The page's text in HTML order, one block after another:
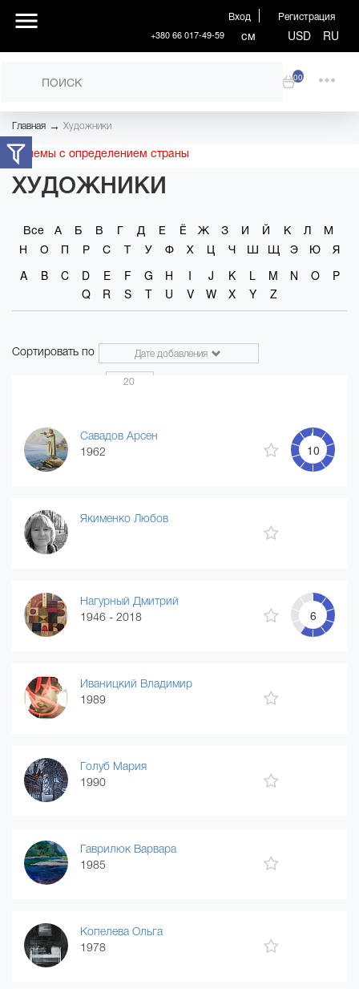
Вход Регистрация
+380 66 017-49-59 см USD RU
00
Главная → Художники
Проблемы с определением страны
ХУДОЖНИКИ
Все А Б В Г Д Е Ё Ж З И Й К Л
М
Н
О П Р С Т У Ф Х Ц Ч Ш Щ Э Ю
Я
A
B C D E F G H I J K L M N O
P
Q
R S T U V W X Y Z
Сортировать по Дате добавления
20
Савадов Арсен
1962
10
Якименко Любов
Нагурный Дмитрий
1946 - 2018
6
Иваницкий Владимир
1989
Голуб Мария
1990
Гаврилюк Варвара
1985
Копелева Ольга
1978